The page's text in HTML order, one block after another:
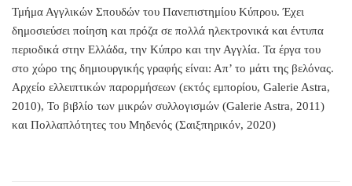
Τμήμα Αγγλικών Σπουδών του Πανεπιστημίου Κύπρου. Έχει
δημοσιεύσει ποίηση και πρόζα σε πολλά ηλεκτρονικά και έντυπα
περιοδικά στην Ελλάδα, την Κύπρο και την Αγγλία. Τα έργα του
στο χώρο της δημιουργικής γραφής είναι: Απ’ το μάτι της βελόνας.
Αρχείο ελλειπτικών παρορμήσεων (εκτός εμπορίου, Galerie Astra,
2010), Το βιβλίο των μικρών συλλογισμών (Galerie Astra, 2011)
και Πολλαπλότητες του Μηδενός (Σαιξπηρικόν, 2020)